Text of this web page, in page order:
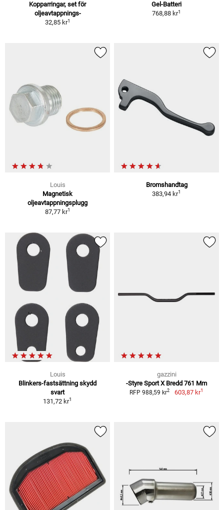
Kopparringar, set för
oljeavtappnings-
32,85 kr1
Gel-Batteri
768,88 kr1
Louis
Magnetisk
oljeavtappningsplugg
87,77 kr1
Bromshandtag
383,94 kr1
Louis
Blinkers-fastsättning skydd
svart
131,72 kr1
gazzini
-Styre Sport X Bredd 761 Mm
RFP 988,59 kr2 603,87 kr1